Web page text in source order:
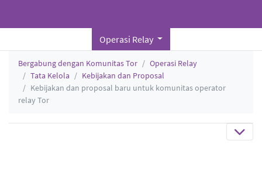
Operasi Relay
Bergabung dengan Komunitas Tor
Operasi Relay
Tata Kelola
Kebijakan dan Proposal
Kebijakan dan proposal baru untuk komunitas operator
relay Tor